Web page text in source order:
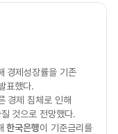
경제성장률을 기존
표했다.
경제 침체로 인해
것으로 전망했다.
한국은행이 기준금리를